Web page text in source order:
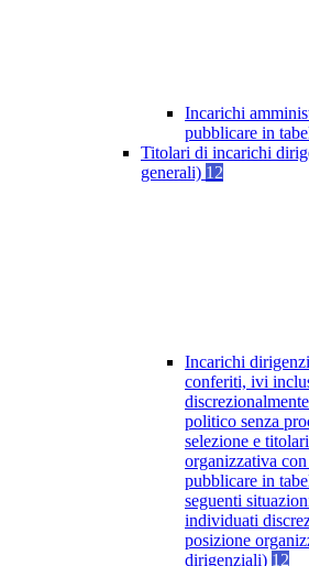
Incarichi
pubblicare in
Titolari di incarichi
generali) 12
Incarichi
conferiti, ivi
politico senza
selezione e
organizzativa
pubblicare in
seguenti
individuati
posizione
dirigenziali) 12